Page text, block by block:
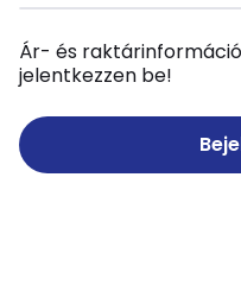
Ár- és
jelentkezzen be!